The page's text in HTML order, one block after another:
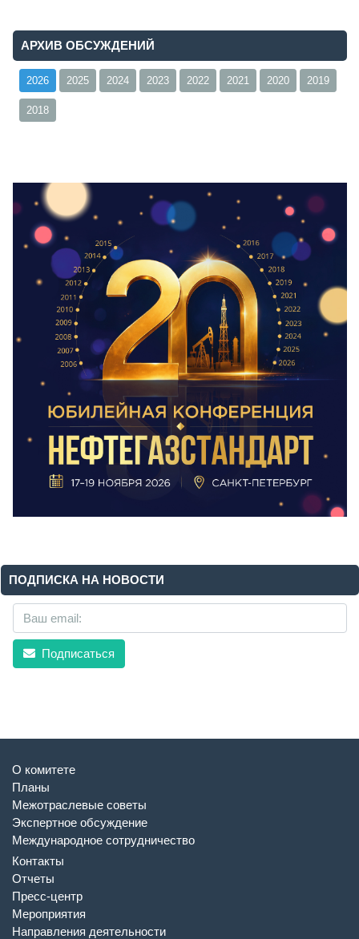
АРХИВ ОБСУЖДЕНИЙ
2026 2025 2024 2023 2022 2021 2020 2019
2018
ПОДПИСКА НА НОВОСТИ
Подписаться
О комитете
Планы
Межотраслевые советы
Экспертное обсуждение
Международное сотрудничество
Контакты
Отчеты
Пресс-центр
Мероприятия
Направления деятельности